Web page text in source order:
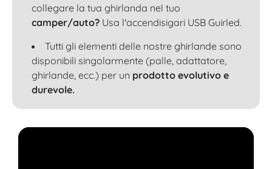
collegare la tua ghirlanda nel tuo
camper/auto? Usa l'accendisigari USB Guirled.
Tutti gli elementi delle nostre ghirlande sono
disponibili singolarmente (palle, adattatore,
ghirlande, ecc.) per un prodotto evolutivo e
durevole.